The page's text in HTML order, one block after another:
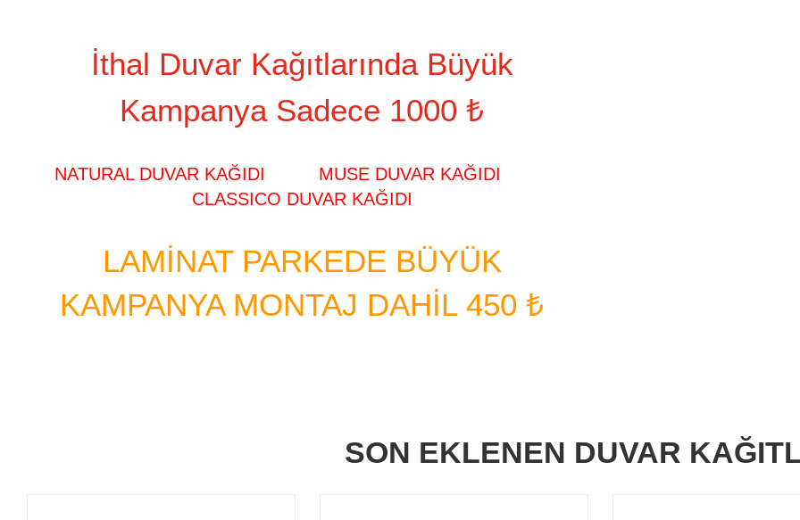
İthal Duvar Kağıtlarında Büyük
Kampanya Sadece 1000 ₺
NATURAL DUVAR KAĞIDI
MUSE DUVAR KAĞIDI
CLASSICO DUVAR KAĞIDI
LAMINAT PARKEDE BÜYÜK
KAMPANYA MONTAJ DAHIL 450 ₺
SON EKLENEN DUVAR